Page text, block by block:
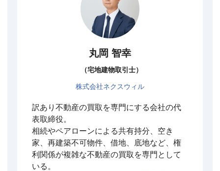
丸岡 智幸
（宅地建物取引士）
株式会社ネクスウィル
訳あり不動産の買取を専門にする会社の代
表取締役。
相続やペアローンによる共有持分、空き
家、再建築不可物件、借地、底地など、権
利関係が複雑な不動産の買取を専門として
いる。